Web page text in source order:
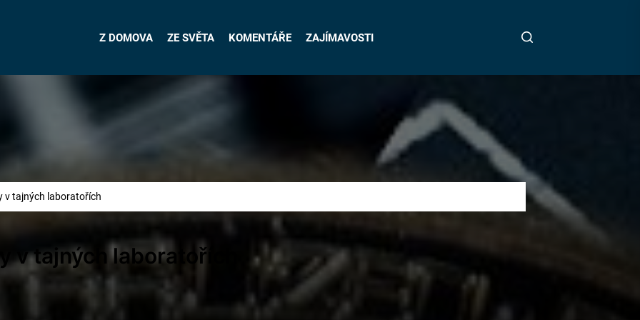
Z DOMOVA ZE SVĚTA KOMENTÁŘE ZAJÍMAVOSTI
v tajných laboratořích
v tajných laboratořích